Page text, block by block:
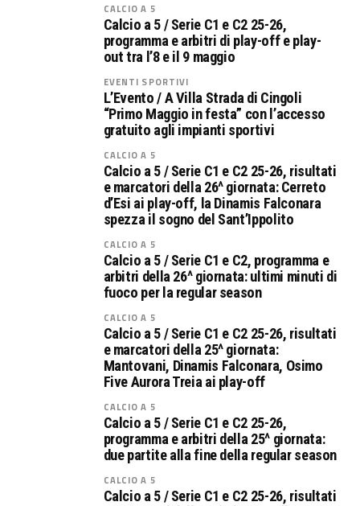
CALCIO A 5
Calcio a 5 / Serie C1 e C2 25-26,
programma e arbitri di play-off e play-
out tra l’8 e il 9 maggio
EVENTI SPORTIVI
L’Evento / A Villa Strada di Cingoli
“Primo Maggio in festa” con l’accesso
gratuito agli impianti sportivi
CALCIO A 5
Calcio a 5 / Serie C1 e C2 25-26, risultati
e marcatori della 26^ giornata: Cerreto
d’Esi ai play-off, la Dinamis Falconara
spezza il sogno del Sant’Ippolito
CALCIO A 5
Calcio a 5 / Serie C1 e C2, programma e
arbitri della 26^ giornata: ultimi minuti di
fuoco per la regular season
CALCIO A 5
Calcio a 5 / Serie C1 e C2 25-26, risultati
e marcatori della 25^ giornata:
Mantovani, Dinamis Falconara, Osimo
Five Aurora Treia ai play-off
CALCIO A 5
Calcio a 5 / Serie C1 e C2 25-26,
programma e arbitri della 25^ giornata:
due partite alla fine della regular season
CALCIO A 5
Calcio a 5 / Serie C1 e C2 25-26, risultati